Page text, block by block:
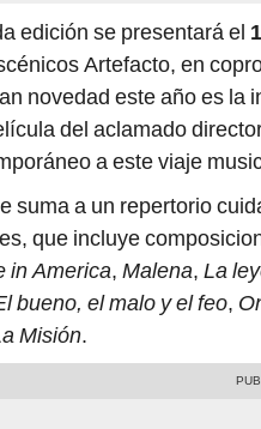
edición se presentará el
Artefacto, en
novedad este año es la
del aclamado
a este viaje
suma a un repertorio
que incluye
in America, Malena, La
bueno, el malo y el feo,
Misión.